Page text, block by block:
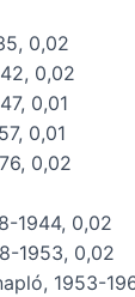
0,02
0,02
0,01
0,01
0,02
1944, 0,02
1953, 0,02
1953-